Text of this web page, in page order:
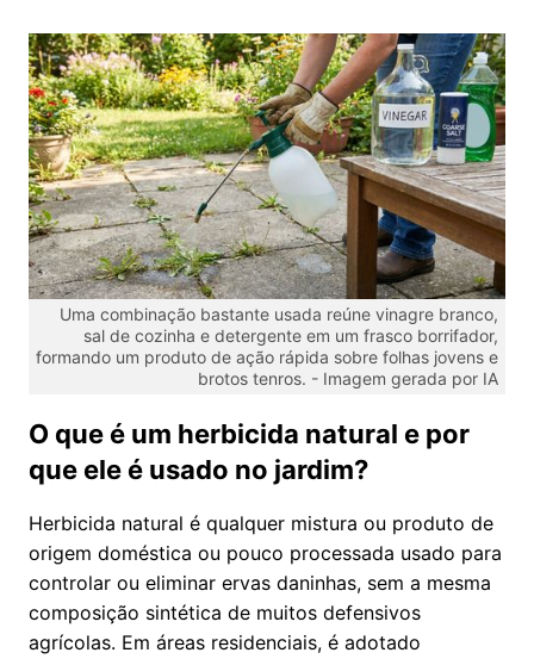
Uma combinação bastante usada reúne vinagre branco,
sal de cozinha e detergente em um frasco borrifador,
formando um produto de ação rápida sobre folhas jovens e
brotos tenros. - Imagem gerada por IA
O que é um herbicida natural e por
que ele é usado no jardim?
Herbicida natural é qualquer mistura ou produto de
origem doméstica ou pouco processada usado para
controlar ou eliminar ervas daninhas, sem a mesma
composição sintética de muitos defensivos
agrícolas. Em áreas residenciais, é adotado